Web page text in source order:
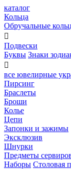
каталог
Кольца
Обручальные

Подвески
Буквы Знаки

все ювелирные
Пирсинг
Браслеты
Броши
Колье
Цепи
Запонки и зажимы
Эксклюзив
Шнурки
Предметы
Наборы Столовая